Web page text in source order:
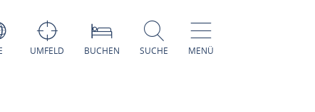
UMFELD BUCHEN SUCHE MENÜ